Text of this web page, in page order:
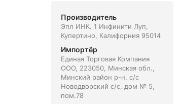
Производитель
Эпл ИНК. 1 Инфинити Луп,
Купертино, Калифорния 95014
Импортёр
Единая Торговая Компания
ООО, 223050, Минская обл.,
Минский район р-н, с/с
Новодворский с/с, дом № 5,
пом.78